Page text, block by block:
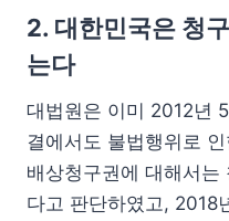
2. 대한민국은 청
는다
대법원은 이미 2012년
결에서도 불법행위로
배상청구권에 대해서는
다고 판단하였고, 2018